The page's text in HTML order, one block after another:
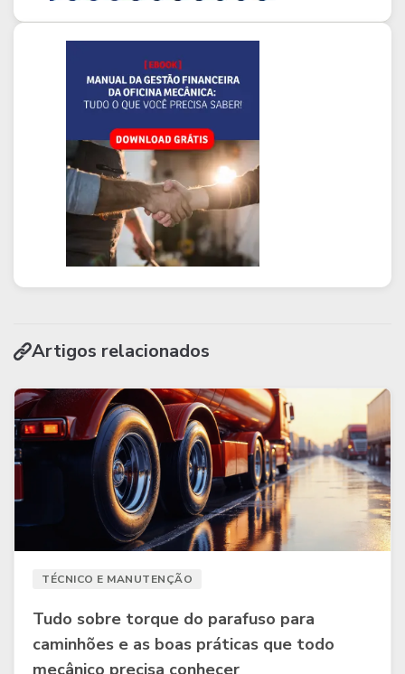
Artigos relacionados
TÉCNICO E MANUTENÇÃO
Tudo sobre torque do parafuso para
caminhões e as boas práticas que todo
mecânico precisa conhecer